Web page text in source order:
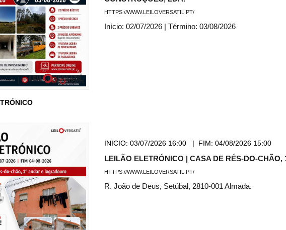
HTTPS://WWW.LEILOVERSATIL.PT/
Início: 02/07/2026 | Término: 03/08/2026
INICIO: 03/07/2026 16:00 | FIM: 04/08/2026 15:00
LEILÃO ELETRÓNICO | CASA DE RÉS-DO-CHÃO,
HTTPS://WWW.LEILOVERSATIL.PT/
R. João de Deus, Setúbal, 2810-001 Almada.